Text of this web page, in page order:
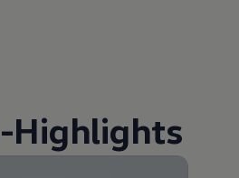
-Highlights